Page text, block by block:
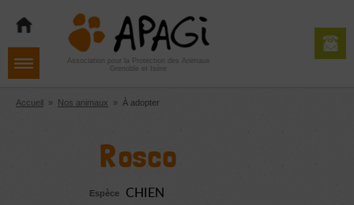
navigation
contenu
Aller
pied
de
Association pour la Protection des Animaux
Grenoble et Isère
Accueil » Nos animaux » À adopter
Rosco
Espèce CHIEN